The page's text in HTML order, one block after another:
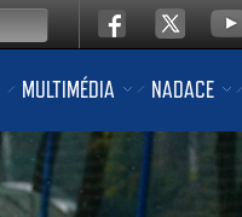
MULTIMÉDIA NADACE